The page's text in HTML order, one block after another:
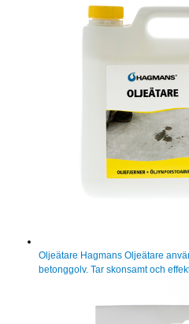
Oljeätare Hagmans Oljeätare
betonggolv. Tar skonsamt och